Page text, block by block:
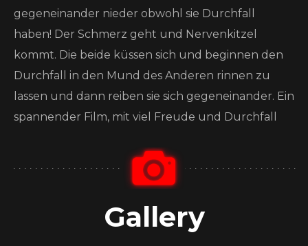
gegeneinander nieder obwohl sie Durchfall
haben! Der Schmerz geht und Nervenkitzel
kommt. Die beide küssen sich und beginnen den
Durchfall in den Mund des Anderen rinnen zu
lassen und dann reiben sie sich gegeneinander. Ein
spannender Film, mit viel Freude und Durchfall
Gallery